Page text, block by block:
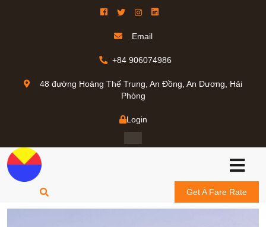
Email
+84 906074986
48 đường Hoàng Thế Trung, An Đồng, An Dương, Hải
Phòng
Login
Get A Fare Rate